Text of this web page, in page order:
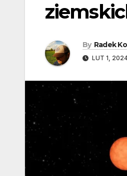
By Radek
LUT 1,